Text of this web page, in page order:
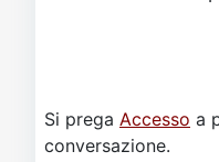
Si prega Accesso a
conversazione.